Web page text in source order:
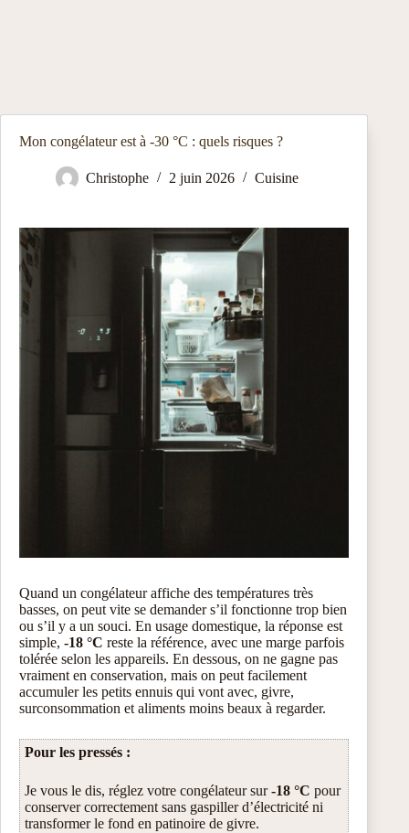
Mon congélateur est à -30 °C : quels risques ?
Christophe 2 juin 2026 Cuisine
Quand un congélateur affiche des températures très
basses, on peut vite se demander s’il fonctionne trop bien
ou s’il y a un souci. En usage domestique, la réponse est
simple, -18 °C reste la référence, avec une marge parfois
tolérée selon les appareils. En dessous, on ne gagne pas
vraiment en conservation, mais on peut facilement
accumuler les petits ennuis qui vont avec, givre,
surconsommation et aliments moins beaux à regarder.
Pour les pressés :
Je vous le dis, réglez votre congélateur sur-18 °C pour
conserver correctement sans gaspiller d’électricité ni
transformer le fond en patinoire de givre.